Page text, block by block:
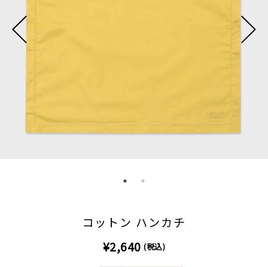
コットン ハンカチ
¥2,640 (税込)